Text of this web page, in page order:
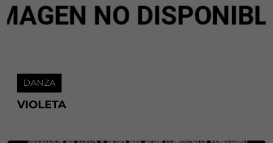
DANZA
VIOLETA